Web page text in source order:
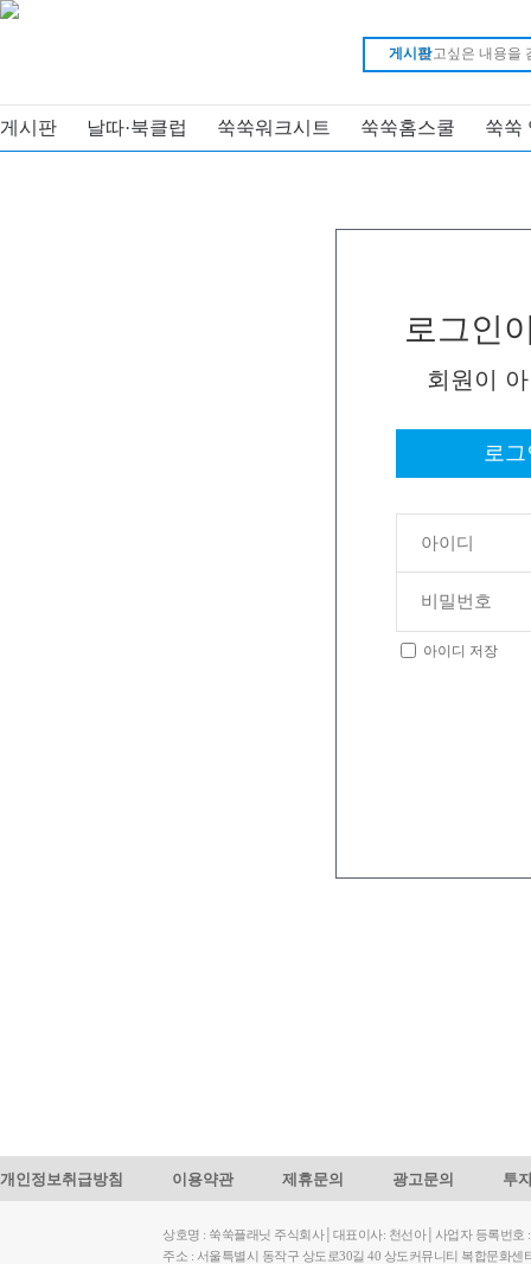
게시판
게시판 날따·북클럽 쑥쑥워크시트 쑥쑥홈스쿨 쑥쑥
로그인
회원이
로
아이디 저장
개인정보취급방침 이용약관 제휴문의 광고문의 투
상호명 : 쑥쑥플래닛 주식회사│대표이사: 천선아│사업자 등록번호
주소 : 서울특별시 동작구 상도로30길 40 상도커뮤니티 복합문화